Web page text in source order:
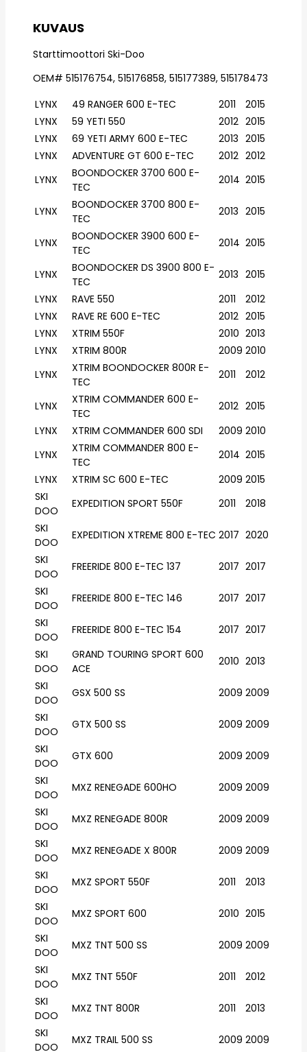
KUVAUS
Starttimoottori Ski-Doo
OEM# 515176754, 515176858, 515177389, 515178473
LYNX
49 RANGER 600 E-TEC 2011
2015
LYNX
59 YETI 550 2012 2015
LYNX
69 YETI ARMY 600 E-TEC 2013 2015
LYNX
ADVENTURE GT 600 E-TEC 2012 2012
LYNX
BOONDOCKER 3700 600 E-
TEC
2014 2015
LYNX
BOONDOCKER 3700 800 E-
TEC
2013 2015
LYNX
BOONDOCKER 3900 600 E-
TEC
2014 2015
LYNX
BOONDOCKER DS 3900 800 E-
TEC
2013 2015
LYNX
RAVE 550 2011
2012
LYNX
RAVE RE 600 E-TEC 2012 2015
LYNX
XTRIM 550F 2010 2013
LYNX
XTRIM 800R 2009 2010
LYNX
XTRIM BOONDOCKER 800R E-
TEC
2011 2012
LYNX
XTRIM COMMANDER 600 E-
TEC
2012 2015
LYNX
XTRIM COMMANDER 600 SDI 2009 2010
LYNX
XTRIM COMMANDER 800 E-
TEC
2014 2015
LYNX
XTRIM SC 600 E-TEC 2009 2015
SKI
DOO
EXPEDITION SPORT 550F 2011
2018
SKI
DOO
EXPEDITION XTREME 800 E-TEC 2017 2020
SKI
DOO
FREERIDE 800 E-TEC 137 2017 2017
SKI
DOO
FREERIDE 800 E-TEC 146 2017 2017
SKI
DOO
FREERIDE 800 E-TEC 154 2017 2017
SKI
DOO
GRAND TOURING SPORT 600
ACE
2010 2013
SKI
DOO
GSX 500 SS 2009 2009
SKI
DOO
GTX 500 SS 2009 2009
SKI
DOO
GTX 600 2009 2009
SKI
DOO
MXZ RENEGADE 600HO 2009 2009
SKI
DOO
MXZ RENEGADE 800R 2009 2009
SKI
DOO
MXZ RENEGADE X 800R 2009 2009
SKI
DOO
MXZ SPORT 550F 2011
2013
SKI
DOO
MXZ SPORT 600 2010 2015
SKI
DOO
MXZ TNT 500 SS 2009 2009
SKI
DOO
MXZ TNT 550F 2011
2012
SKI
DOO
MXZ TNT 800R 2011
2013
SKI
DOO
MXZ TRAIL 500 SS 2009 2009